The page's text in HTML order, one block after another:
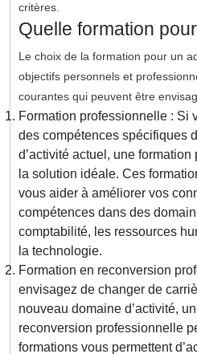
critères.
Quelle formation
Le choix de la formation pour un
objectifs personnels et
courantes qui peuvent être
Formation professionnelle : Si
des compétences spécifiques
d’activité actuel, une
la solution idéale. Ces
vous aider à améliorer vos
compétences dans des
comptabilité, les ressources
la technologie.
Formation en reconversion
envisagez de changer de
nouveau domaine d’activité,
reconversion professionnelle
formations vous permettent